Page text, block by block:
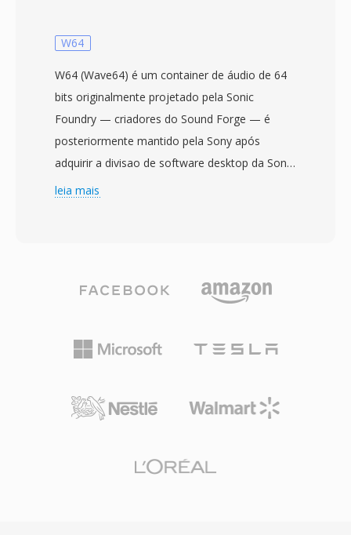
Um traco técnico distintivo é sua dependência
metadados criticos — taxa de amostragem,
profundidade de bits é configuração de canais
— enquanto os dados de áudio residem no
data fork. Esse design funcionava
elegantemente dentro do ecossistema Mac,
mas criava desafios de portabilidade quando
a integração estreita com o ambiente de
edição Pro Tools, permitindo edição não
também carregava pontos de loop é
bibliotecas de samples. Conforme a Avid
Technology migrou o Pro Tools para WAV e
arquivos de sessões legadas ainda contém
W64
W64 (Wave64) é um container de áudio de 64
bits originalmente projetado pela Sonic
Foundry — criadores do Sound Forge — é
posteriormente mantido pela Sony após
adquirir a divisao de software desktop da Sonic
Foundry em 2003. O formato aborda
gravação longas, capturas multicanal ou
W64 alcança isso estendendo identificadores
de bloco é campos de tamanho para 64 bits,
caracteres. Essa mudança estrutural permite
qualquer restrição prática de armazenamento.
leia mais